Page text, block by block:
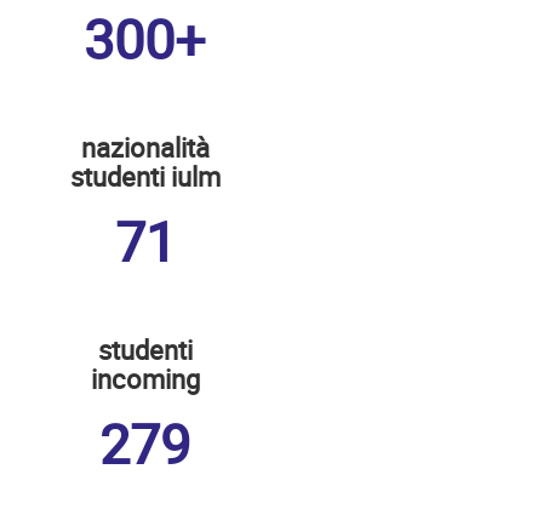
300+
nazionalità
studenti iulm
71
studenti
incoming
279